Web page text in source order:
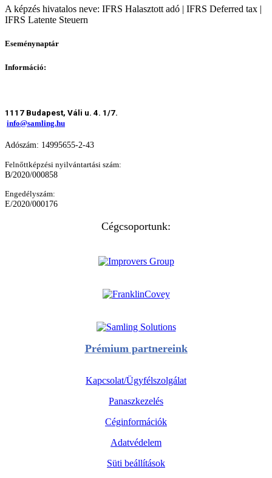
A képzés hivatalos neve: IFRS Halasztott adó | IFRS Deferred tax |
IFRS Latente Steuern
Eseménynaptár
Információ:
1117 Budapest, Váli u. 4. 1/7.
info@samling.hu
Adószám: 14995655-2-43
Felnőttképzési nyilvántartási szám:
B/2020/000858
Engedélyszám:
E/2020/000176
Cégcsoportunk:
Prémium partnereink
Kapcsolat/Ügyfélszolgálat
Panaszkezelés
Céginformációk
Adatvédelem
Süti beállítások